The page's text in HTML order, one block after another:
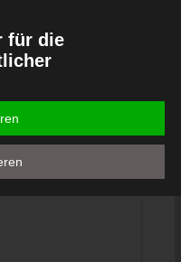
Kalâa Sport (KS)
Sidi Bouzid
für die
Behörde, Einrichtung oder
mit anderen über die
Mittel dieser